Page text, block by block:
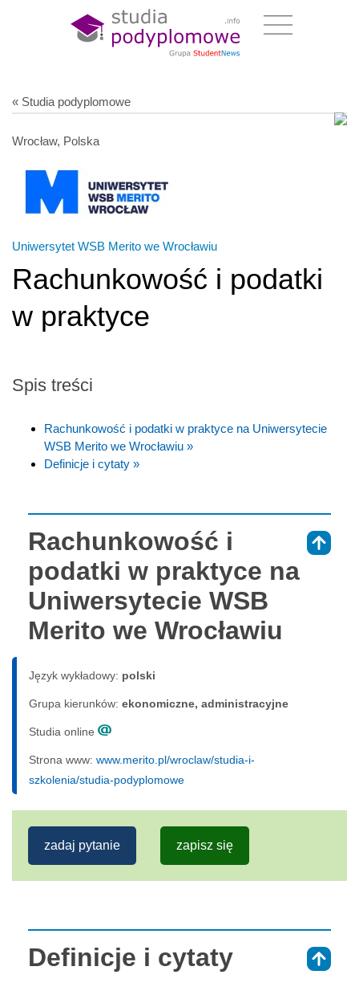
« Studia podyplomowe
Wrocław, Polska
Uniwersytet WSB Merito we Wrocławiu
Rachunkowość i podatki
w praktyce
Spis treści
Rachunkowość i podatki w praktyce na Uniwersytecie
WSB Merito we Wrocławiu »
Definicje i cytaty »
Rachunkowość i
podatki w praktyce na
Uniwersytecie WSB
Merito we Wrocławiu
Język wykładowy: polski
Grupa kierunków: ekonomiczne, administracyjne
Studia online
Strona www: www.merito.pl/wroclaw/studia-i-
szkolenia/studia-podyplomowe
zadaj pytanie zapisz się
Definicje i cytaty